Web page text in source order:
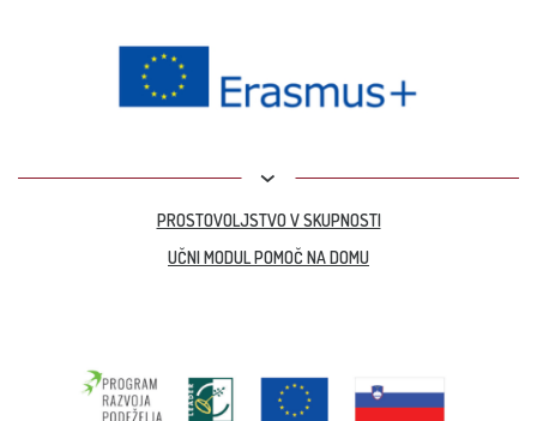
PROSTOVOLJSTVO V SKUPNOSTI
UČNI MODUL POMOČ NA DOMU